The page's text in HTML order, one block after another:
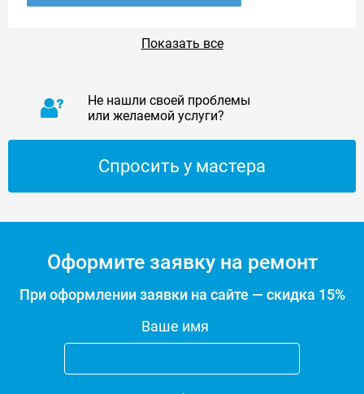
Показать все
Не нашли своей проблемы
или желаемой услуги?
Спросить у мастера
Оформите заявку на ремонт
При оформлении заявки на сайте — скидка 15%
Ваше имя